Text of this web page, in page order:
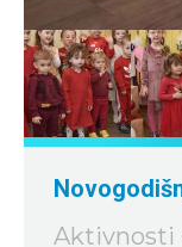
Aktivnosti